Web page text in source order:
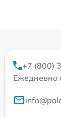
+7 (800)
Ежедневно